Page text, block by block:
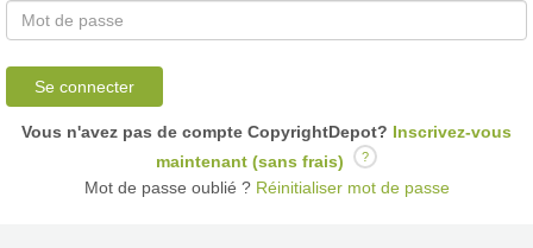
Se connecter
Vous n'avez pas de compte CopyrightDepot? Inscrivez-vous
maintenant (sans frais)
?
Mot de passe oublié ?Réinitialiser mot de passe